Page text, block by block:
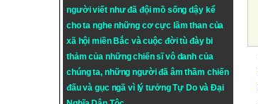
người viết như đã đội mồ sống dậy kể
cho ta nghe những cơ cực lầm than của
xã hội miền Bắc và cuộc đời tù đày bi
thảm của những chiến sĩ vô danh của
chúng ta, những người đã âm thầm chiến
đấu và gục ngã vì lý tưởngTự DovàĐại